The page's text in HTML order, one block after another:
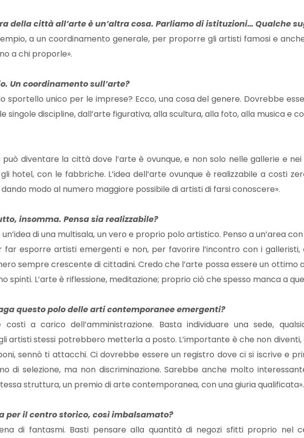
della città all’arte è un’altra cosa. Parliamo di istituzioni… Qualche
a un coordinamento generale, per proporre gli artisti famosi e
a chi proporle».
Un coordinamento sull’arte?
sportello unico per le imprese? Ecco, una cosa del genere. Dovrebbe
singole discipline, dall’arte figurativa, alla scultura, alla foto, alla musica e
può diventare la città dove l’arte è ovunque, e non solo nelle gallerie e
hotel, con le fabbriche. L’idea dell’arte ovunque è realizzabile a costi
modo al numero maggiore possibile di artisti di farsi conoscere».
insomma. Pensa sia realizzabile?
di una multisala, un vero e proprio polo artistico. Penso a un’area
esporre artisti emergenti e non, per favorire l’incontro con i galleristi,
sempre crescente di cittadini. Credo che l’arte possa essere un
spinti. L’arte è riflessione, meditazione; proprio ciò che spesso manca a
questo polo delle arti contemporanee emergenti?
costi a carico dell’amministrazione. Basta individuare una sede,
artisti stessi potrebbero metterla a posto. L’importante è che non
sennò ti attacchi. Ci dovrebbe essere un registro dove ci si iscrive e
di selezione, ma non discriminazione. Sarebbe anche molto
struttura, un premio di arte contemporanea, con una giuria qualificata».
per il centro storico, così imbalsamato?
di fantasmi. Basti pensare alla quantità di negozi sfitti proprio nel